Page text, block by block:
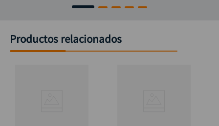
Productos relacionados